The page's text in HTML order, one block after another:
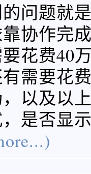
问题就
协作完
花费40
需要花
以及以
是否显